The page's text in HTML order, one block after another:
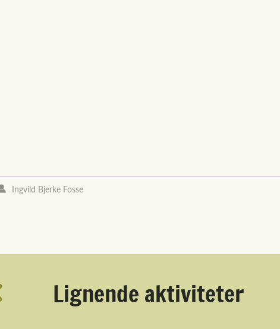
Ingvild Bjerke Fosse
Lignende aktiviteter